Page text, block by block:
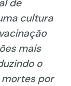
de
cultura
mais
o
por